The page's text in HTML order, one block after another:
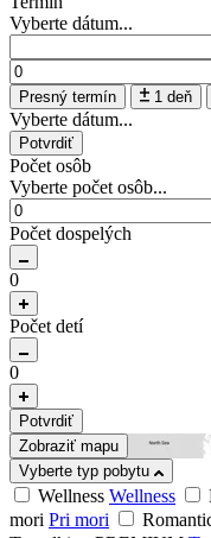
Vyberte dátum...
Presný termín 1 deň
Vyberte dátum...
Potvrdiť
Počet osôb
Vyberte počet osôb...
Počet dospelých
0
Počet detí
0
Potvrdiť
Zobraziť mapu
Vyberte typ pobytu
Wellness Wellness
mori Pri mori